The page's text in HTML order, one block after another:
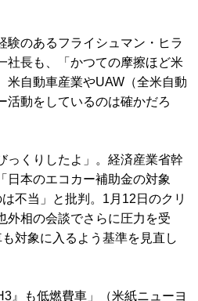
のあるフライシュマン・ヒラ
社長も、「かつての摩擦ほど米
米自動車産業やUAW（全米自動
活動をしているのは確かだろ
くりしたよ」。経済産業省幹
日本のエコカー補助金の対象
不当」と批判。1月12日のクリ
外相の会談でさらに圧力を受
対象に入るよう基準を見直し
』も低燃費車」（米紙ニューヨ